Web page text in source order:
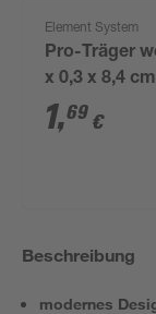
Element System
Pro-Träger
x 0,3 x 8,4 cm
1,69 €
Beschreibung
modernes